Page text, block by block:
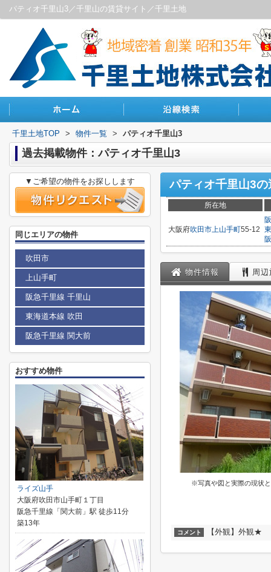
パティオ千里山3／千里山の賃貸サイト／千里土地
千里土地TOP > 物件一覧 > パティオ千里山3
過去掲載物件：パティオ千里山3
パティオ千里山3の
所在地
大阪府吹田市上山手町55-12
物件情報 周
※写真や図と実際の現状
コメント 【外観】外観★
▼ご希望の物件をお探しします
同じエリアの物件
吹田市
上山手町
阪急千里線 千里山
東海道本線 吹田
阪急千里線 関大前
おすすめ物件
ライズ山手
大阪府吹田市山手町１丁目
阪急千里線「関大前」駅 徒歩11分
築13年